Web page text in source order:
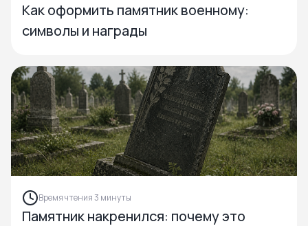
Как оформить памятник военному:
символы и награды
Время чтения 3 минуты
Памятник накренился: почему это